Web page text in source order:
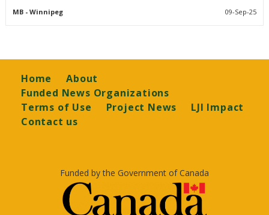
MB- Winnipeg 09-Sep-25
Footer
Home
About
Funded News Organizations
Terms of Use
Project News
LJI Impact
Contact us
Funded by the Government of Canada